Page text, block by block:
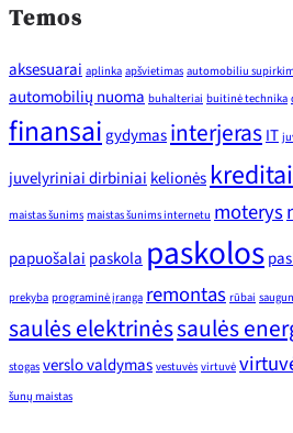
Temos
aksesuarai aplinka apšvietimas automobiliu
automobilių nuoma buhalteriai buitinė technika
finansai gydymasinterjerasIT
juvelyriniai dirbiniai kelionės kreditai
maistas šunims maistas šunims internetu moterys
papuošalai paskola paskolos
prekyba programinė įranga remontas rūbai
saulės elektrinėssaulės
stogas verslo valdymas vestuvės virtuvė
šunų maistas